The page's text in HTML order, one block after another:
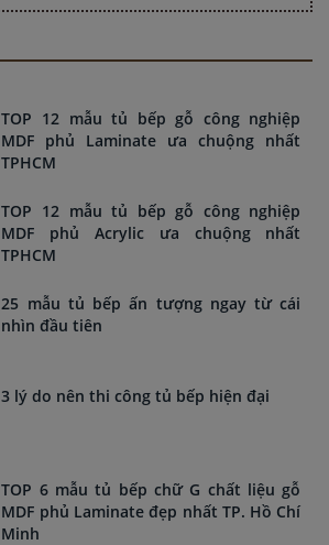
TOP 12 mẫu tủ bếp gỗ công nghiệp
MDF phủ Laminate ưa chuộng nhất
TPHCM
TOP 12 mẫu tủ bếp gỗ công nghiệp
MDF phủ Acrylic ưa chuộng nhất
TPHCM
25 mẫu tủ bếp ấn tượng ngay từ cái
nhìn đầu tiên
3 lý do nên thi công tủ bếp hiện đại
TOP 6 mẫu tủ bếp chữ G chất liệu gỗ
MDF phủ Laminate đẹp nhất TP. Hồ Chí
Minh